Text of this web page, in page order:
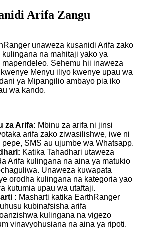
Arifa Zangu
unaweza kusanidi Arifa zako
kulingana na mahitaji yako ya
mapendeleo. Sehemu hii inaweza
kwenye Menyu iliyo kwenye upau wa
ya Mipangilio ambayo pia iko
wa kando.
zaArifa: Mbinu za arifa ni jinsi
arifa zako ziwasilishwe, iwe ni
pepe, SMS au ujumbe wa Whatsapp.
: Katika Tahadhari utaweza
Arifa kulingana na aina ya matukio
. Unaweza kuwapata
orodha kulingana na kategoria yao
kutumia upau wa utaftaji.
: Masharti katika EarthRanger
kubinafsisha arifa
kulingana na vigezo
vinavyohusiana na aina ya ripoti.